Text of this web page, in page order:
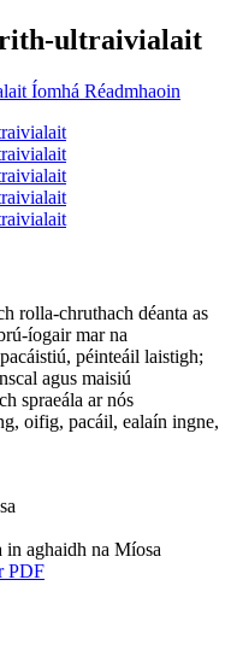
ultraivialait
rolla-chruthach déanta as
íogair mar na
péinteáil laistigh;
agus maisiú
spraeála ar nós
oifig, pacáil, ealaín ingne,
in aghaidh na Míosa
PDF